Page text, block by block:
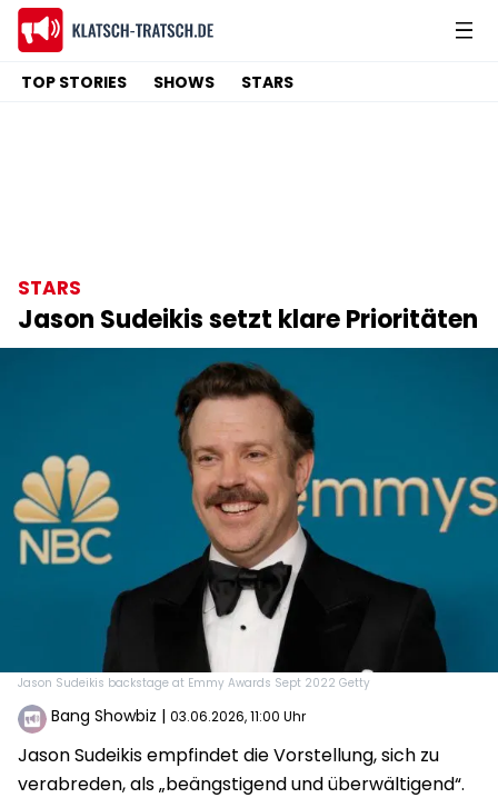
TOP STORIES SHOWS STARS
STARS
Jason Sudeikis setzt klare Prioritäten
Jason Sudeikis backstage at Emmy Awards Sept 2022 Getty
Bang Showbiz | 03.06.2026, 11:00 Uhr
Jason Sudeikis empfindet die Vorstellung, sich zu
verabreden, als „beängstigend und überwältigend“.